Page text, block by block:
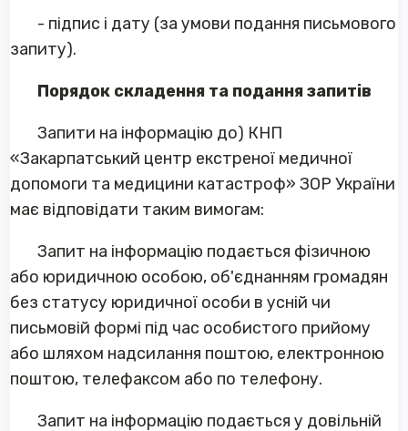
- підпис і дату (за умови подання письмового
запиту).
Порядок складення та подання запитів
Запити на інформацію до) КНП
«Закарпатський центр екстреної медичної
допомоги та медицини катастроф» ЗОР України
має відповідати таким вимогам:
Запит на інформацію подається фізичною
або юридичною особою, об'єднанням громадян
без статусу юридичної особи в усній чи
письмовій формі під час особистого прийому
або шляхом надсилання поштою, електронною
поштою, телефаксом або по телефону.
Запит на інформацію подається у довільній